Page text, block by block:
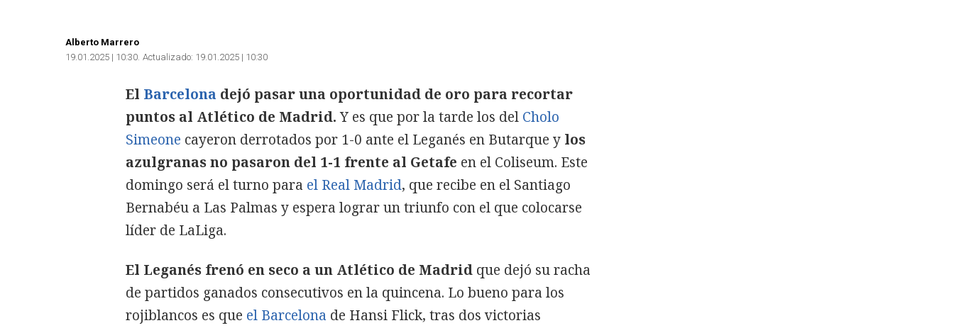
Alberto Marrero
19.01.2025 | 10:30 Actualizado: 19.01.2025 | 10:30
El Barcelona dejó pasar una oportunidad de oro para recortar
puntos al Atlético de Madrid.Y es que por la tarde los del Cholo
Simeone cayeron derrotados por 1-0 ante el Leganés en Butarque y los
azulgranas no pasaron del 1-1 frente al Getafe en el Coliseum. Este
domingo será el turno para el Real Madrid, que recibe en el Santiago
Bernabéu a Las Palmas y espera lograr un triunfo con el que colocarse
líder de LaLiga.
El Leganés frenó en seco a un Atlético de Madrid que dejó su racha
de partidos ganados consecutivos en la quincena. Lo bueno para los
rojiblancos es que el Barcelona de Hansi Flick, tras dos victorias